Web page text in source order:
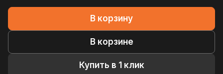
В корзину
В корзине
Купить в 1 клик